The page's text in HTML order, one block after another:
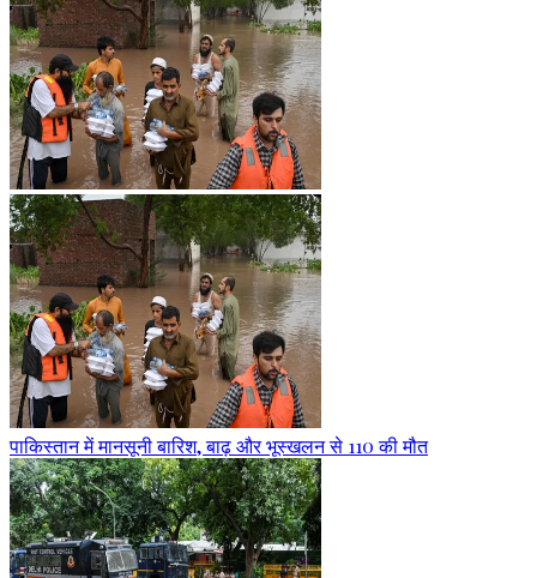
पाकिस्तान में मानसूनी बारिश, बाढ़ और भूस्खलन से 110 की मौत